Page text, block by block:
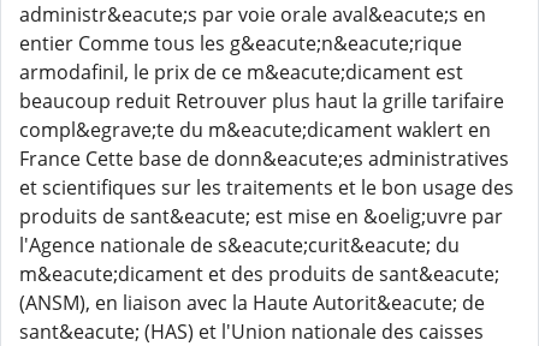
administr&eacute;s par voie orale aval&eacute;s en
entier Comme tous les g&eacute;n&eacute;rique
armodafinil, le prix de ce m&eacute;dicament est
beaucoup reduit Retrouver plus haut la grille tarifaire
compl&egrave;te du m&eacute;dicament waklert en
France Cette base de donn&eacute;es administratives
et scientifiques sur les traitements et le bon usage des
produits de sant&eacute; est mise en &oelig;uvre par
l'Agence nationale de s&eacute;curit&eacute; du
m&eacute;dicament et des produits de sant&eacute;
(ANSM), en liaison avec la Haute Autorit&eacute; de
sant&eacute; (HAS) et l'Union nationale des caisses